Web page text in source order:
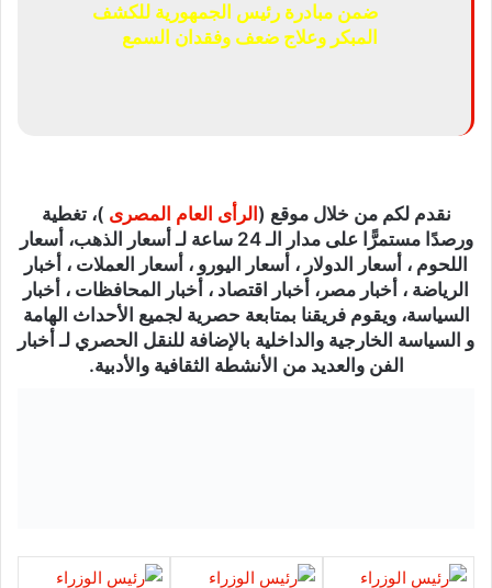
ضمن مبادرة رئيس الجمهورية للكشف
المبكر وعلاج ضعف وفقدان السمع
نقدم لكم من خلال موقع ( الرأى العام المصرى )، تغطية
ورصدًا مستمرًّا على مدار الـ 24 ساعة لـ أسعار الذهب، أسعار
اللحوم ، أسعار الدولار ، أسعار اليورو ، أسعار العملات ، أخبار
الرياضة ، أخبار مصر، أخبار اقتصاد ، أخبار المحافظات ، أخبار
السياسة، ويقوم فريقنا بمتابعة حصرية لجميع الأحداث الهامة
و السياسة الخارجية والداخلية بالإضافة للنقل الحصري لـ أخبار
الفن والعديد من الأنشطة الثقافية والأدبية.